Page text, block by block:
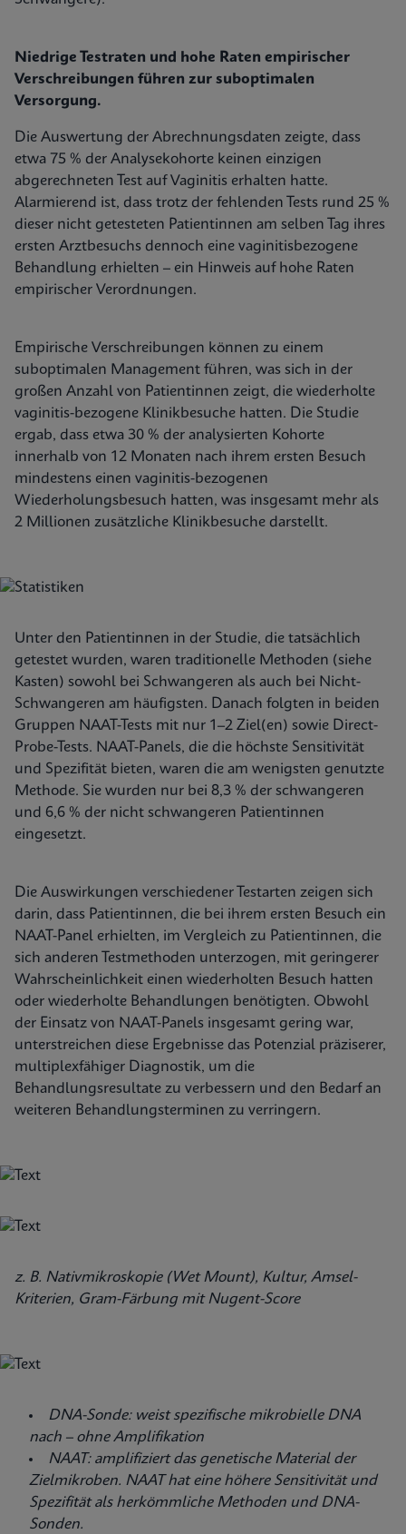
Niedrige Testraten und hohe Raten empirischer
Verschreibungen führen zur suboptimalen
Versorgung.
Die Auswertung der Abrechnungsdaten zeigte, dass
etwa 75 % der Analysekohorte keinen einzigen
abgerechneten Test auf Vaginitis erhalten hatte.
Alarmierend ist, dass trotz der fehlenden Tests rund 25 %
dieser nicht getesteten Patientinnen am selben Tag ihres
ersten Arztbesuchs dennoch eine vaginitisbezogene
Behandlung erhielten – ein Hinweis auf hohe Raten
empirischer Verordnungen.
Empirische Verschreibungen können zu einem
suboptimalen Management führen, was sich in der
großen Anzahl von Patientinnen zeigt, die wiederholte
vaginitis-bezogene Klinikbesuche hatten. Die Studie
ergab, dass etwa 30 % der analysierten Kohorte
innerhalb von 12 Monaten nach ihrem ersten Besuch
mindestens einen vaginitis-bezogenen
Wiederholungsbesuch hatten, was insgesamt mehr als
2 Millionen zusätzliche Klinikbesuche darstellt.
Unter den Patientinnen in der Studie, die tatsächlich
getestet wurden, waren traditionelle Methoden (siehe
Kasten) sowohl bei Schwangeren als auch bei Nicht-
Schwangeren am häufigsten. Danach folgten in beiden
Gruppen NAAT-Tests mit nur 1–2 Ziel(en) sowie Direct-
Probe-Tests. NAAT-Panels, die die höchste Sensitivität
und Spezifität bieten, waren die am wenigsten genutzte
Methode. Sie wurden nur bei 8,3 % der schwangeren
und 6,6 % der nicht schwangeren Patientinnen
eingesetzt.
Die Auswirkungen verschiedener Testarten zeigen sich
darin, dass Patientinnen, die bei ihrem ersten Besuch ein
NAAT-Panel erhielten, im Vergleich zu Patientinnen, die
sich anderen Testmethoden unterzogen, mit geringerer
Wahrscheinlichkeit einen wiederholten Besuch hatten
oder wiederholte Behandlungen benötigten. Obwohl
der Einsatz von NAAT-Panels insgesamt gering war,
unterstreichen diese Ergebnisse das Potenzial präziserer,
multiplexfähiger Diagnostik, um die
Behandlungsresultate zu verbessern und den Bedarf an
weiteren Behandlungsterminen zu verringern.
z. B. Nativmikroskopie (Wet Mount), Kultur, Amsel-
Kriterien, Gram-Färbung mit Nugent-Score
DNA-Sonde: weist spezifische mikrobielle DNA
nach – ohne Amplifikation
NAAT: amplifiziert das genetische Material der
Zielmikroben. NAAT hat eine höhere Sensitivität und
Spezifität als herkömmliche Methoden und DNA-
Sonden.